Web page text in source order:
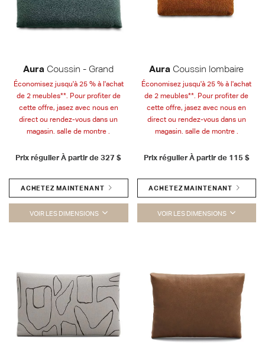
Aura Coussin - Grand
Économisez jusqu'à 25 % à l'achat
de 2 meubles**. Pour profiter de
cette offre, jasez avec nous en
direct ou rendez-vous dans un
magasin. salle de montre .
Prix régulier À partir de327 $
ACHETEZ MAINTENANT
VOIR LES DIMENSIONS
Aura Coussin lombaire
Économisez jusqu'à 25 % à l'achat
de 2 meubles**. Pour profiter de
cette offre, jasez avec nous en
direct ou rendez-vous dans un
magasin. salle de montre .
Prix régulier À partir de 115 $
ACHETEZ MAINTENANT
VOIR LES DIMENSIONS